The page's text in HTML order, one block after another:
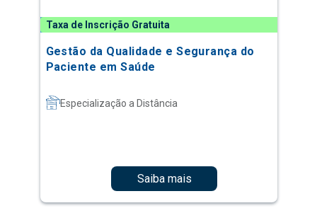
Taxa de Inscrição Gratuita
Gestão da Qualidade e Segurança do
Paciente em Saúde
Especialização a Distância
Saiba mais